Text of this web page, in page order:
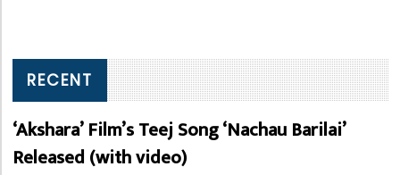
RECENT
‘Akshara’ Film’s Teej Song ‘Nachau Barilai’
Released (with video)